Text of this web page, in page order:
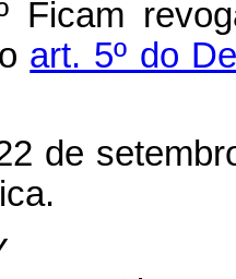
Ficam
art. 5º do
setembro